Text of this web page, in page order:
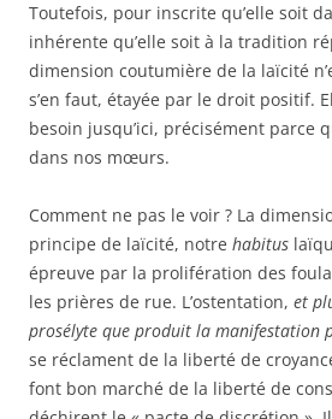
Toutefois, pour inscrite qu’elle soit
inhérente qu’elle soit à la tradition
dimension coutumière de la laïcité
s’en faut, étayée par le droit positif.
besoin jusqu’ici, précisément parce
dans nos mœurs.
Comment ne pas le voir ? La
principe de laïcité, notre habitus
épreuve par la prolifération des
les prières de rue. L’ostentation, et
prosélyte que produit la manifestation
se réclament de la liberté de
font bon marché de la liberté de